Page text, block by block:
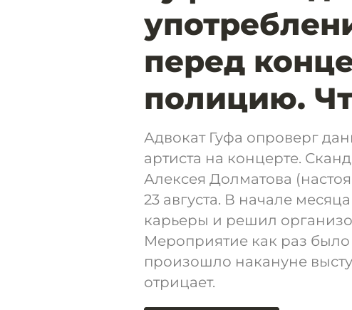
перед
полицию.
Адвокат Гуфа опроверг
артиста на концерте.
Алексея Долматова
23 августа. В начале
карьеры и решил
Мероприятие как раз было
произошло накануне
отрицает.